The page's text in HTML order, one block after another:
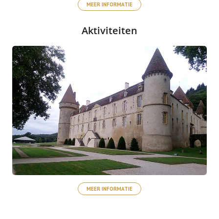
MEER INFORMATIE
Aktiviteiten
MEER INFORMATIE